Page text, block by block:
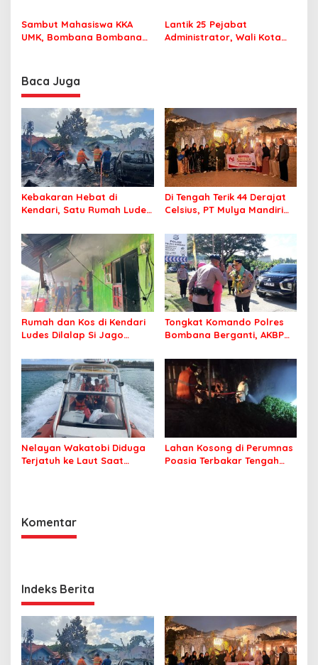
Perlu Lagi ke Kendari
Sekolah dengan Aman
Sambut Mahasiswa KKA
UMK, Bombana Bombana
Lantik 25 Pejabat
Administrator, Wali Kota
Baca Juga
Kebakaran Hebat di
Kendari, Satu Rumah Ludes
Di Tengah Terik 44 Derajat
Celsius, PT Mulya Mandiri
Jamaah Tetap Sehat dan
Nyaman Beribadah
Rumah dan Kos di Kendari
Ludes Dilalap Si Jago
Tongkat Komando Polres
Bombana Berganti, AKBP
Kepolisian Bombana
Nelayan Wakatobi Diduga
Terjatuh ke Laut Saat
Lahan Kosong di Perumnas
Poasia Terbakar Tengah
Komentar
Indeks Berita